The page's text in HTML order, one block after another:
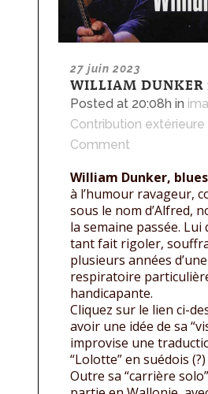
27 juin 2023
WILLIAM DUNKER
Posted at 20:08h in
Contribution extérieure
Comment
William Dunker,
à l’humour ravageur,
sous le nom d’Alfred,
la semaine passée. Lui
tant fait rigoler,
plusieurs années
respiratoire
handicapante.
Cliquez sur le lien ci-
avoir une idée de sa
improvise une
“Lolotte” en suédois (?)
Outre sa “carrière